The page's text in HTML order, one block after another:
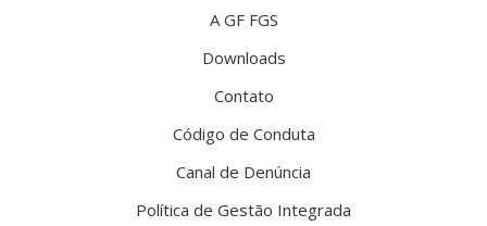
A GF FGS
Downloads
Contato
Código de Conduta
Canal de Denúncia
Política de Gestão Integrada